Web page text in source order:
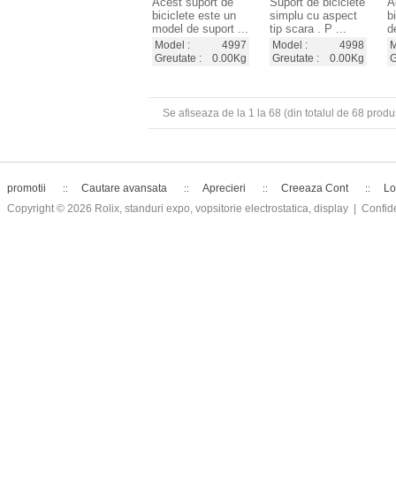
biciclete este un
model de suport ...
Model :
4997
Greutate :
0.00Kg
simplu cu aspect
tip scara . P ...
Model :
4998
Greutate :
0.00Kg
Se afiseaza de la 1 la 68 (din totalul de 68
promotii Cautare avansata Aprecieri Creeaza Cont
Copyright © 2026 Rolix, standuri expo, vopsitorie electrostatica, display |